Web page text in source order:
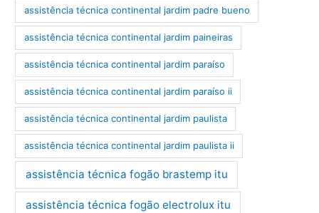
assistência técnica continental jardim padre bueno
assistência técnica continental jardim paineiras
assistência técnica continental jardim paraíso
assistência técnica continental jardim paraíso ii
assistência técnica continental jardim paulista
assistência técnica continental jardim paulista ii
assistência técnica fogão brastemp itu
assistência técnica fogão electrolux itu